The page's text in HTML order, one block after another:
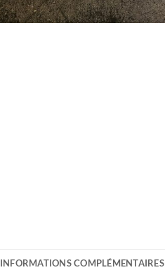
INFORMATIONS COMPLÉMENTAIRES